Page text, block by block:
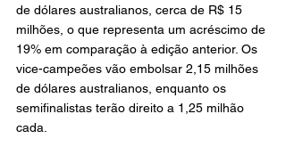
de dólares australianos, cerca de R$ 15
milhões, o que representa um acréscimo de
19% em comparação à edição anterior. Os
vice-campeões vão embolsar 2,15 milhões
de dólares australianos, enquanto os
semifinalistas terão direito a 1,25 milhão
cada.